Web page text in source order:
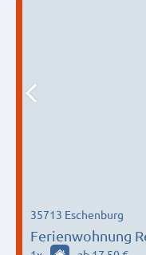
Ferienwohnung
35713 Eschenburg